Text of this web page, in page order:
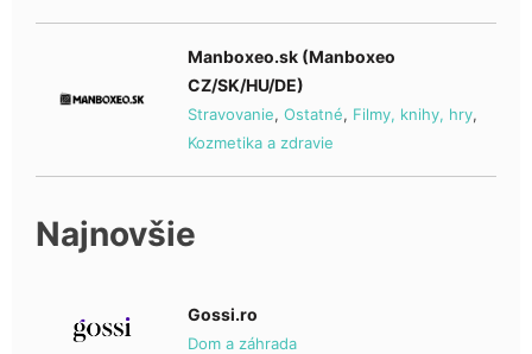
Manboxeo.sk (Manboxeo
CZ/SK/HU/DE)
Stravovanie, Ostatné, Filmy, knihy, hry,
Kozmetika a zdravie
Najnovšie
Gossi.ro
Dom a záhrada